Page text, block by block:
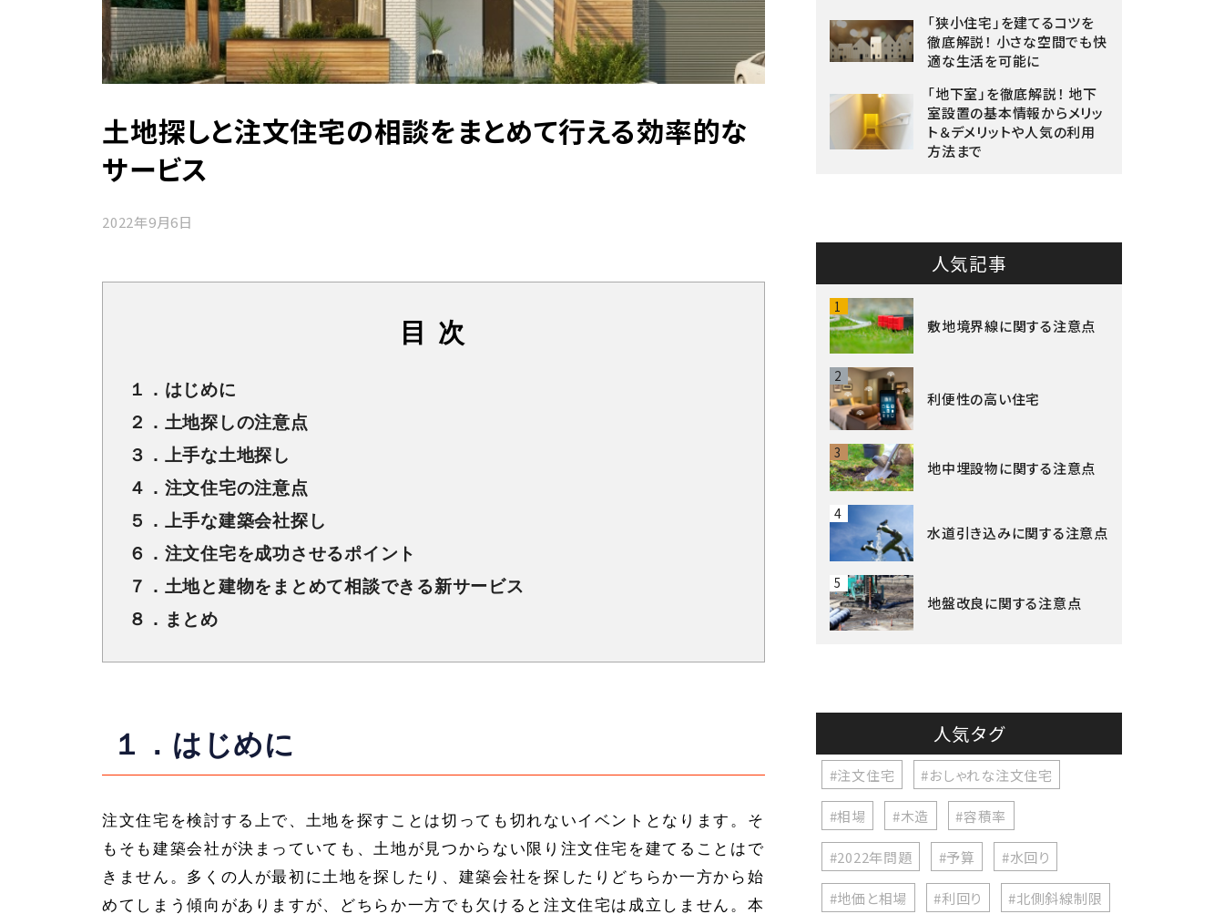
土地探しと注文住宅の相談をまとめて行える効率的な
サービス
2022年9月6日
目 次
１．はじめに
２．土地探しの注意点
３．上手な土地探し
４．注文住宅の注意点
５．上手な建築会社探し
６．注文住宅を成功させるポイント
７．土地と建物をまとめて相談できる新サービス
８．まとめ
１．はじめに
注文住宅を検討する上で、土地を探すことは切っても切れないイベントとなります。そ
もそも建築会社が決まっていても、土地が見つからない限り注文住宅を建てることはで
きません。多くの人が最初に土地を探したり、建築会社を探したりどちらか一方から始
めてしまう傾向がありますが、どちらか一方でも欠けると注文住宅は成立しません。本
「狭小住宅」を建てるコツを
徹底解説！ 小さな空間でも快
適な生活を可能に
「地下室」を徹底解説！ 地下
室設置の基本情報からメリッ
ト＆デメリットや人気の利用
方法まで
人気記事
1
敷地境界線に関する注意点
2
利便性の高い住宅
3
地中埋設物に関する注意点
4
水道引き込みに関する注意点
5
地盤改良に関する注意点
人気タグ
#注文住宅 #おしゃれな注文住宅
#相場 #木造 #容積率
#2022年問題 #予算 #水回り
#地価と相場 #利回り #北側斜線制限